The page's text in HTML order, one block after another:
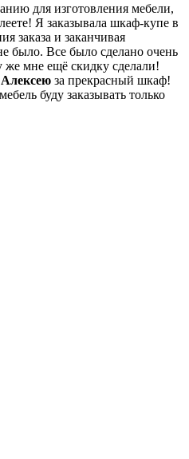
для изготовления мебели,
Я заказывала шкаф-купе в
заказа и заканчивая
было. Все было сделано очень
же мне ещё скидку сделали!
Алексею за прекрасный шкаф!
буду заказывать только